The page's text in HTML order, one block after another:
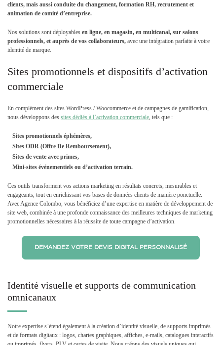
clients, mais aussi conduite du changement, formation RH, recrutement et
animation de comité d’entreprise.
Nos solutions sont déployables en ligne, en magasin, en multicanal, sur salons
professionnels, et auprès de vos collaborateurs, avec une intégration parfaite à votre
identité de marque.
Sites promotionnels et dispositifs d’activation
commerciale
En complément des sites WordPress / Woocommerce et de campagnes de gamification,
nous développons des sites dédiés à l’activation commerciale, tels que :
Sites promotionnels éphémères,
Sites ODR (Offre De Remboursement),
Sites de vente avec primes,
Mini-sites événementiels ou d’activation terrain.
Ces outils transforment vos actions marketing en résultats concrets, mesurables et
engageants, tout en enrichissant vos bases de données clients de manière ponctuelle.
Avec Agence Colombo, vous bénéficiez d’une expertise en matière de développement de
site web, combinée à une profonde connaissance des meilleures techniques de marketing
promotionnelles nécessaires à la réussite de toute campagne d’activation.
DEMANDEZ VOTRE DEVIS DIGITAL PERSONNALISÉ
Identité visuelle et supports de communication
omnicanaux
Notre expertise s’étend également à la création d’identité visuelle, de supports imprimés
et de formats digitaux : logos, chartes graphiques, affiches, e-mails, catalogues interactifs